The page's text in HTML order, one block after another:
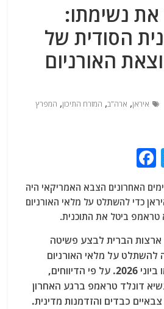
נשימתו:
הסודית של
האורניום
איראן, ארה"ב, המזרח התיכון, המפרץ
T
itt
er
c
e
b
o
o
k
האחרונים הצבא האמריקאי היה
כדי להשתלט על מלאי האורניום
טראמפ ביטל את התוכנית.
ארצות הברית לבצע פשיטה
להשתלט על מלאי האורניום
המועשר שלה התפרסמו ביוני 2026. על פי הדיווחים,
דונלד טראמפ ברגע האחרון
כבדים והזדמנות מדינית.